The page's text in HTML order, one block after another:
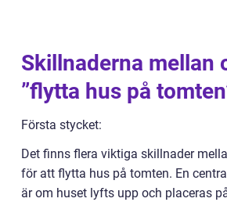
Skillnaderna mellan
”flytta hus på
Första stycket:
Det finns flera viktiga skillnader
för att flytta hus på tomten. En
är om huset lyfts upp och placeras